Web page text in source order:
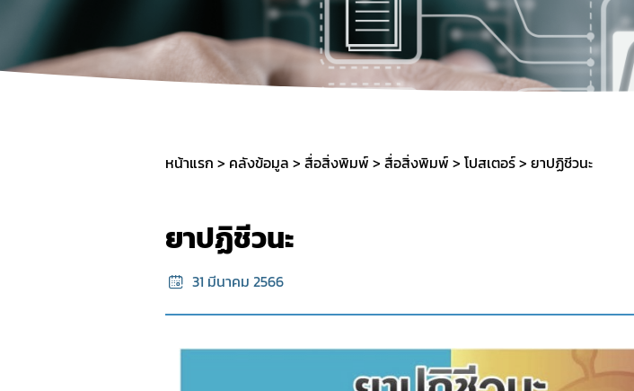
SOP
หน้าแรก คลังข้อมูล สื่อสิ่งพิมพ์ สื่อสิ่งพิมพ์ โปสเตอร์ ยาปฏิชีวนะ
ยาปฏิชีวนะ
31 มีนาคม 2566